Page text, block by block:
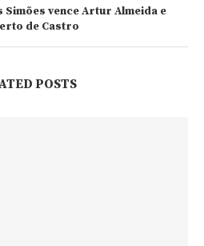
Simões vence Artur Almeida e
de Castro
POSTS